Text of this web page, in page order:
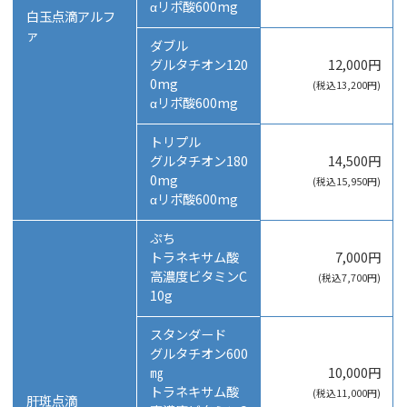
白玉点滴アルフ
ァ
αリポ酸600mg
ダブル
グルタチオン120
0mg
αリポ酸600mg
12,000円
(税込13,200円)
トリプル
グルタチオン180
0mg
αリポ酸600mg
14,500円
(税込15,950円)
肝斑点滴
ぷち
トラネキサム酸
高濃度ビタミンC
10g
7,000円
(税込7,700円)
スタンダード
グルタチオン600
㎎
トラネキサム酸
10,000円
(税込11,000円)